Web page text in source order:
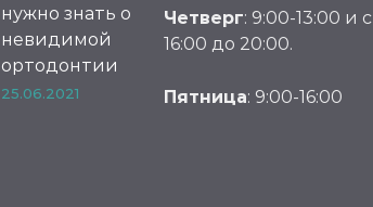
нужно знать о
невидимой
ортодонтии
25.06.2021
Четверг: 9:00-13:00 и с
16:00 до 20:00.
Пятница: 9:00-16:00